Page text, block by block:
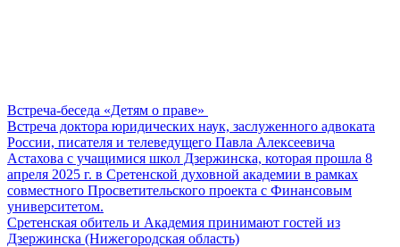
Встреча-беседа «Детям о праве»
Встреча доктора юридических наук, заслуженного адвоката
России, писателя и телеведущего Павла Алексеевича
Астахова с учащимися школ Дзержинска, которая прошла 8
апреля 2025 г. в Сретенской духовной академии в рамках
совместного Просветительского проекта с Финансовым
университетом.
Сретенская обитель и Академия принимают гостей из
Дзержинска (Нижегородская область)